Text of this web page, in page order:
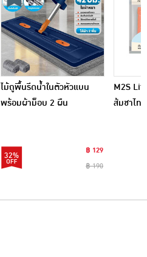
ไม้ถูพื้นรีดน้ำในตัวหัวแบน
พร้อมผ้าม็อบ 2 ผืน
32%
฿ 129
฿ 190
M2S
ส้มชาไท